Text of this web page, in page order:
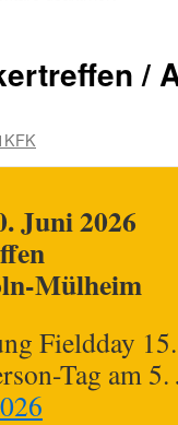
/
Juni 2026
Mülheim
Fieldday
Tag am